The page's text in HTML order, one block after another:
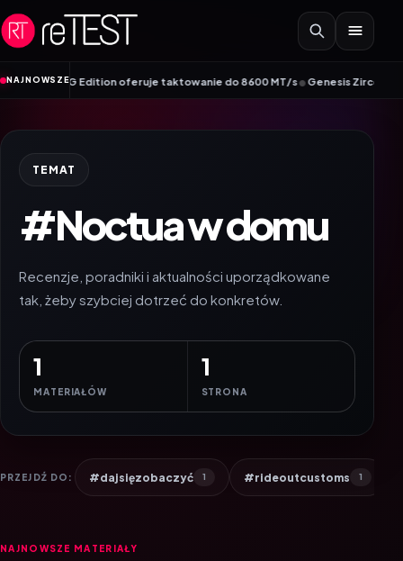
Przejdź do treści
NAJNOWSZE
ROG Edition oferuje taktowanie do 8600 MT/s•Genesis Zircon 880 –
TEMAT
#Noctua w domu
Recenzje, poradniki i aktualności uporządkowane
tak, żeby szybciej dotrzeć do konkretów.
1
MATERIAŁÓW
1
STRONA
PRZEJDŹ DO: #dajsięzobaczyć 1 #rideoutcustoms 1
NAJNOWSZE MATERIAŁY